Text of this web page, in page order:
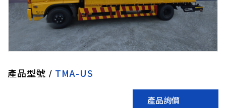
產品型號 / TMA-US
產品詢價